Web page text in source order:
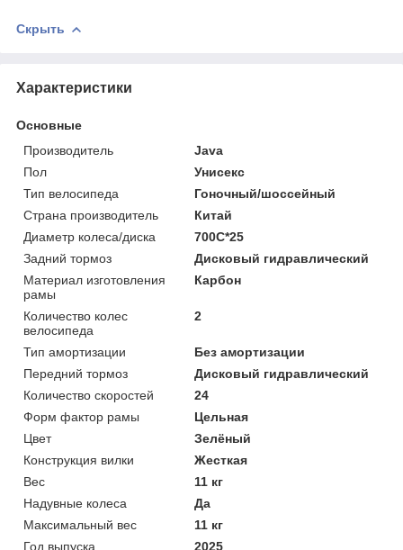
Скрыть
Характеристики
Основные
Производитель
Java
Пол
Унисекс
Тип велосипеда
Гоночный/шоссейный
Страна производитель
Китай
Диаметр колеса/диска
700C*25
Задний тормоз
Дисковый гидравлический
Материал изготовления
рамы
Карбон
Количество колес
велосипеда
2
Тип амортизации
Без амортизации
Передний тормоз
Дисковый гидравлический
Количество скоростей
24
Форм фактор рамы
Цельная
Цвет
Зелёный
Конструкция вилки
Жесткая
Вес
11 кг
Надувные колеса
Да
Максимальный вес
11 кг
Год выпуска
2025